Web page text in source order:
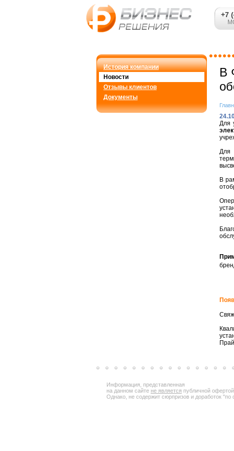
+7
История компании
Новости
Отзывы клиентов
Документы
В
Для
Для
В
Информация, представленная
на данном сайте не является публичной офертой.
Однако, не содержит сюрпризов и доработок "по